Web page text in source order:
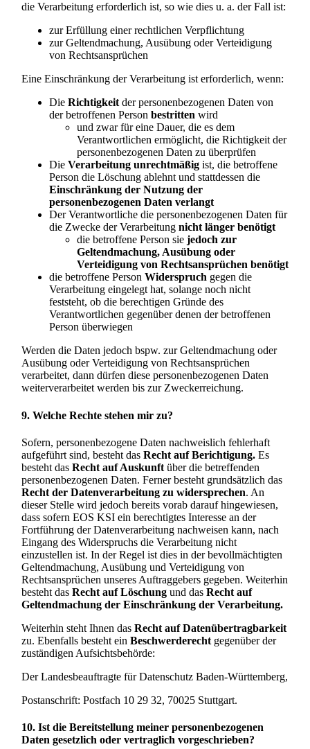
die Verarbeitung erforderlich ist, so wie dies u. a. der Fall ist:
zur Erfüllung einer rechtlichen Verpflichtung
zur Geltendmachung, Ausübung oder Verteidigung
von Rechtsansprüchen
Eine Einschränkung der Verarbeitung ist erforderlich, wenn:
Die Richtigkeitder personenbezogenen Daten von
der betroffenen Person bestritten wird
und zwar für eine Dauer, die es dem
Verantwortlichen ermöglicht, die Richtigkeit der
personenbezogenen Daten zu überprüfen
Die Verarbeitung unrechtmäßigist, die betroffene
Person die Löschung ablehnt und stattdessen die
Einschränkung der Nutzung der
personenbezogenen Daten verlangt
Der Verantwortliche die personenbezogenen Daten für
die Zwecke der Verarbeitung nicht länger benötigt
die betroffene Person sie jedoch zur
Geltendmachung, Ausübung oder
Verteidigung von Rechtsansprüchen benötigt
die betroffene Person Widerspruch gegen die
Verarbeitung eingelegt hat, solange noch nicht
feststeht, ob die berechtigen Gründe des
Verantwortlichen gegenüber denen der betroffenen
Person überwiegen
Werden die Daten jedoch bspw. zur Geltendmachung oder
Ausübung oder Verteidigung von Rechtsansprüchen
verarbeitet, dann dürfen diese personenbezogenen Daten
weiterverarbeitet werden bis zur Zweckerreichung.
9. Welche Rechte stehen mir zu?
Sofern, personenbezogene Daten nachweislich fehlerhaft
aufgeführt sind, besteht das Recht auf Berichtigung. Es
besteht das Recht auf Auskunftüber die betreffenden
personenbezogenen Daten. Ferner besteht grundsätzlich das
Recht der Datenverarbeitung zu widersprechen. An
dieser Stelle wird jedoch bereits vorab darauf hingewiesen,
dass sofern EOS KSI ein berechtigtes Interesse an der
Fortführung der Datenverarbeitung nachweisen kann, nach
Eingang des Widerspruchs die Verarbeitung nicht
einzustellen ist. In der Regel ist dies in der bevollmächtigten
Geltendmachung, Ausübung und Verteidigung von
Rechtsansprüchen unseres Auftraggebers gegeben. Weiterhin
besteht das Recht auf Löschungund das Recht auf
Geltendmachung der Einschränkung der Verarbeitung.
Weiterhin steht Ihnen das Recht auf Datenübertragbarkeit
zu. Ebenfalls besteht ein Beschwerderechtgegenüber der
zuständigen Aufsichtsbehörde:
Der Landesbeauftragte für Datenschutz Baden-Württemberg,
Postanschrift: Postfach 10 29 32, 70025 Stuttgart.
10. Ist die Bereitstellung meiner personenbezogenen
Daten gesetzlich oder vertraglich vorgeschrieben?